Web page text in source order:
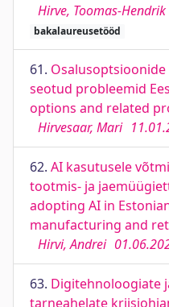
Hirve, Toomas-Hendrik
bakalaureusetööd
61.
seotud probleemid
options and related
Hirvesaar, Mari
62. AI kasutusele
tootmis- ja
adopting AI in
manufacturing and
Hirvi, Andrei
63. Digitehnoloogiate
tarneahelate